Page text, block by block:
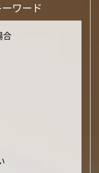
ワード
合